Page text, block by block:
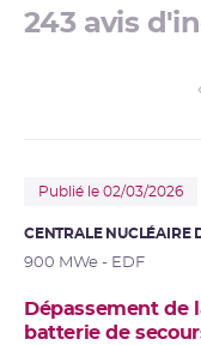
243 avis
Publié le 02/03/2026
CENTRALE NUCLÉAIRE
900 MWe - EDF
Dépassement de
batterie de